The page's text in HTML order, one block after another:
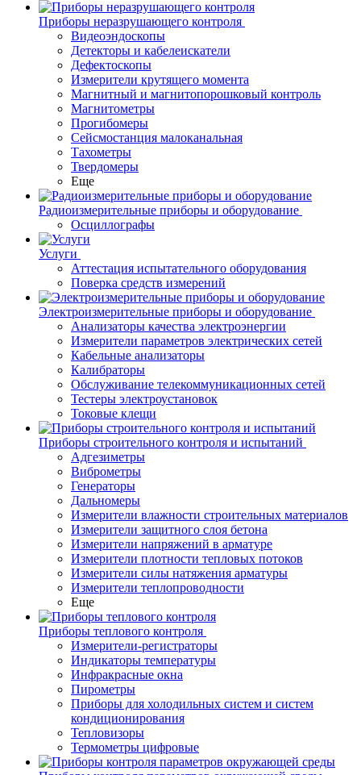
Приборы неразрушающего контроля
Видеоэндоскопы
Детекторы и кабелеискатели
Дефектоскопы
Измерители крутящего момента
Магнитный и магнитопорошковый контроль
Магнитометры
Прогибомеры
Сейсмостанция малоканальная
Тахометры
Твердомеры
Еще
Радиоизмерительные приборы и оборудование
Осциллографы
Услуги
Аттестация испытательного оборудования
Поверка средств измерений
Электроизмерительные приборы и оборудование
Анализаторы качества электроэнергии
Измерители параметров электрических сетей
Кабельные анализаторы
Калибраторы
Обслуживание телекоммуникационных сетей
Тестеры электроустановок
Токовые клещи
Приборы строительного контроля и испытаний
Адгезиметры
Виброметры
Генераторы
Дальномеры
Измерители влажности строительных материалов
Измерители защитного слоя бетона
Измерители напряжений в арматуре
Измерители плотности тепловых потоков
Измерители силы натяжения арматуры
Измерители теплопроводности
Еще
Приборы теплового контроля
Измерители-регистраторы
Индикаторы температуры
Инфракрасные окна
Пирометры
Приборы для холодильных систем и систем
кондиционирования
Тепловизоры
Термометры цифровые